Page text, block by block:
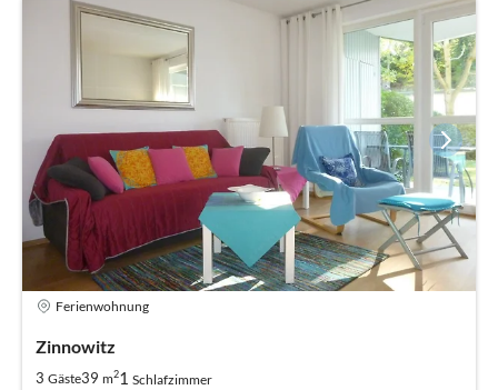
Ferienwohnung
Zinnowitz
3 Gäste39 m21 Schlafzimmer